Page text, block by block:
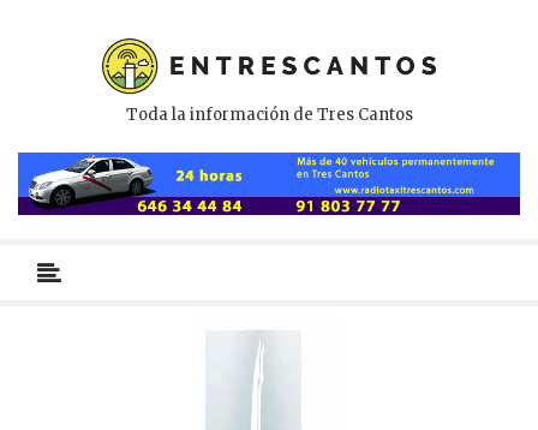
Toda la información de Tres Cantos
primario